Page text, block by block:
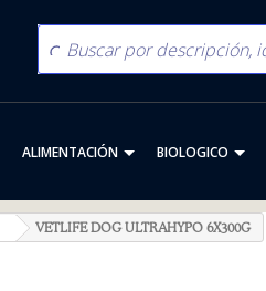
ALIMENTACIÓN BIOLOGICO
VETLIFE DOG ULTRAHYPO 6X300G